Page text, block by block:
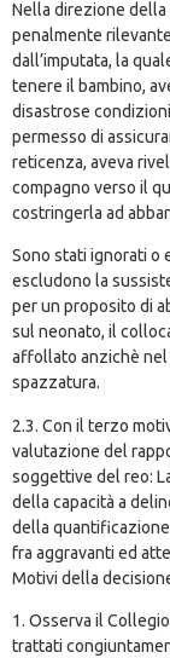
Nella direzione
penalmente
dall’imputata, la
tenere il bambino,
disastrose
permesso di
reticenza, aveva
compagno verso il
costringerla ad
Sono stati ignorati o
escludono la
per un proposito di
sul neonato, il
affollato anzichè
spazzatura.
2.3. Con il terzo
valutazione del
soggettive del reo:
della capacità a
della
fra aggravanti ed
Motivi della
1. Osserva il
trattati